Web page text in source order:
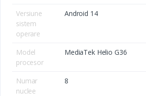
Versiune
sistem
operare
Android 14
Model
procesor
MediaTek Helio G36
Numar
nuclee
8